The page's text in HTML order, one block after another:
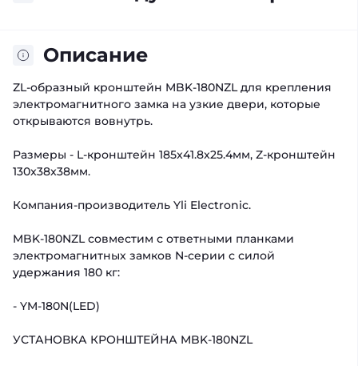
Описание
ZL-oбразный кронштейн MBK-180NZL для крепления
электромагнитного замка на узкие двери, которые
открываются вовнутрь.
Размеры - L-кронштейн 185x41.8x25.4мм, Z-кронштейн
130x38x38мм.
Компания-производитель Yli Electronic.
MBK-180NZL совместим с ответными планками
электромагнитных замков N-серии с силой
удержания 180 кг:
- YM-180N(LED)
УСТАНОВКА КРОНШТЕЙНА MBK-180NZL